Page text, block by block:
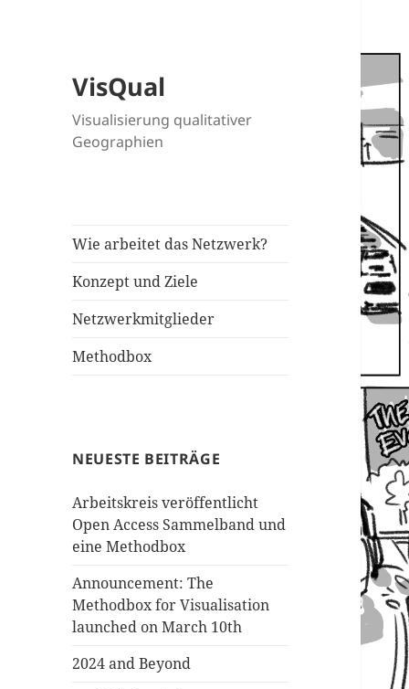
VisQual
Visualisierung qualitativer
Geographien
Wie arbeitet das Netzwerk?
Konzept und Ziele
Netzwerkmitglieder
Methodbox
NEUESTE BEITRÄGE
Arbeitskreis veröffentlicht
Open Access Sammelband und
eine Methodbox
Announcement: The
Methodbox for Visualisation
launched on March 10th
2024 and Beyond